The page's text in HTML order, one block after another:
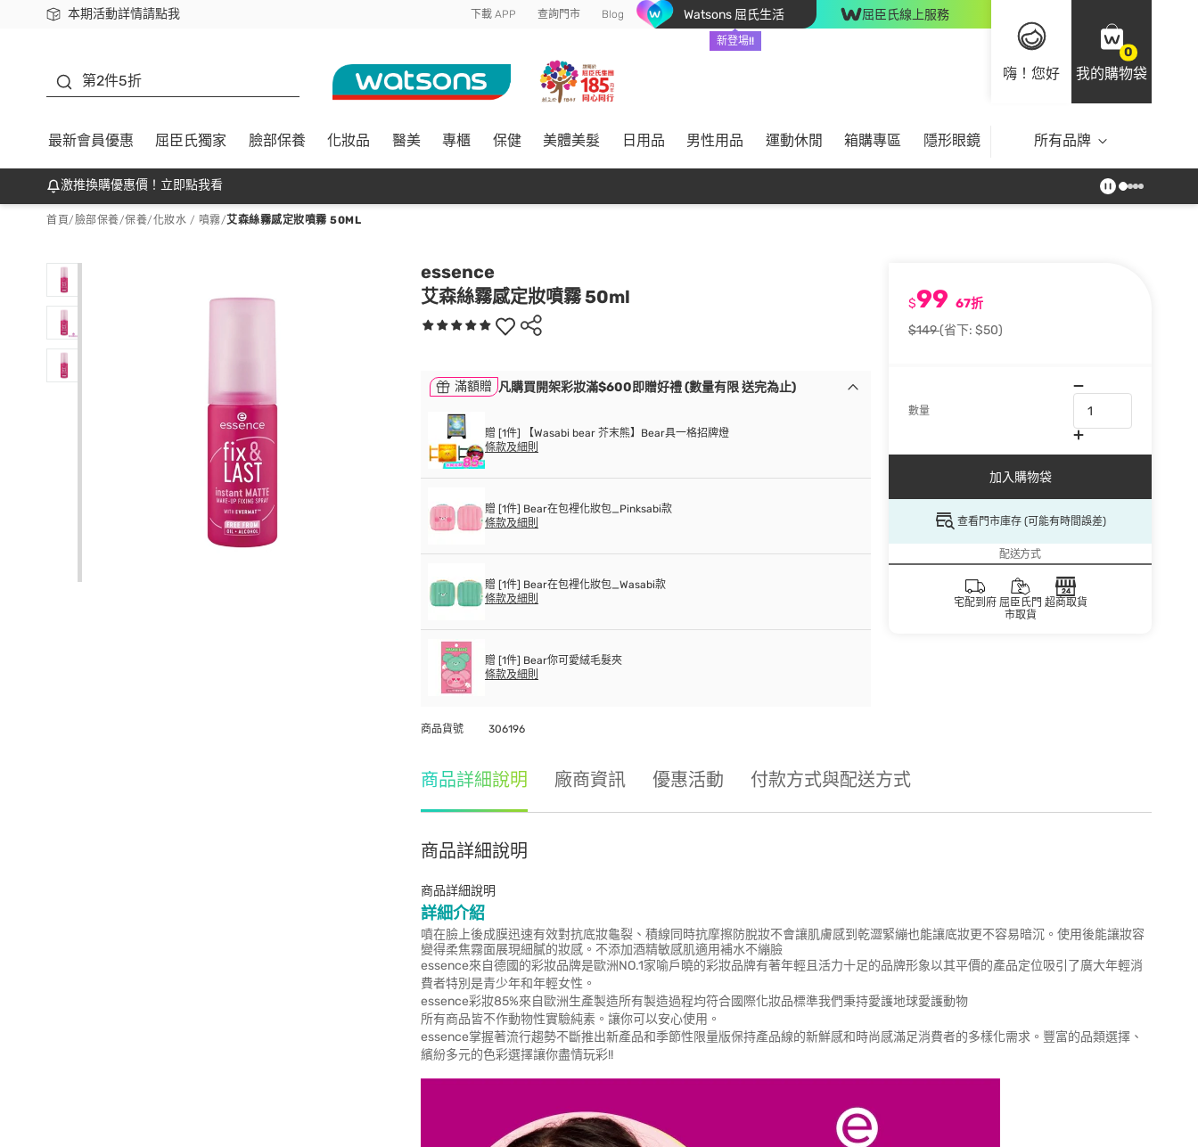
本期活動詳情請點我
下載app最高回饋$350 下載 APP 查詢門市 Blog Watsons 屈氏生活
新登場!!
屈臣氏線上服務
嗨！您好
0
我的購物袋
第2件5折
最新會員優惠 屈臣氏獨家 臉部保養 化妝品 醫美 專櫃 保健 美體美髮 日用品 男性用品 運動休閒 箱購專區 隱形眼鏡 所有品牌
激推換購優惠價！立即點我看
首頁/臉部保養/保養/化妝水 / 噴霧/艾森絲霧感定妝噴霧 50ML
essence
艾森絲霧感定妝噴霧 50ml
$99 67折
$149(省下: $50)
數量
加入購物袋
查看門市庫存 (可能有時間誤差)
配送方式
宅配到府 屈臣氏門
市取貨
超商取貨
滿額贈 凡購買開架彩妝滿$600即贈好禮 (數量有限 送完為止)
贈 [1件] 【Wasabi bear 芥末熊】Bear具一格招牌燈
條款及細則
贈 [1件] Bear在包裡化妝包_Pinksabi款
條款及細則
贈 [1件] Bear在包裡化妝包_Wasabi款
條款及細則
贈 [1件] Bear你可愛絨毛髮夾
條款及細則
商品貨號 306196
商品詳細說明 廠商資訊 優惠活動 付款方式與配送方式
商品詳細說明
商品詳細說明
詳細介紹
噴在臉上後成膜迅速有效對抗底妝龜裂、積線同時抗摩擦防脫妝不會讓肌膚感到乾澀緊繃也能讓底妝更不容易暗沉。使用後能讓妝容
變得柔焦霧面展現細膩的妝感。不添加酒精敏感肌適用補水不繃臉
essence來自德國的彩妝品牌是歐洲NO.1家喻戶曉的彩妝品牌有著年輕且活力十足的品牌形象以其平價的產品定位吸引了廣大年輕消
費者特別是青少年和年輕女性。
essence彩妝85%來自歐洲生產製造所有製造過程均符合國際化妝品標準我們秉持愛護地球愛護動物
所有商品皆不作動物性實驗純素。讓你可以安心使用。
essence掌握著流行趨勢不斷推出新產品和季節性限量版保持產品線的新鮮感和時尚感滿足消費者的多樣化需求。豐富的品類選擇、
繽紛多元的色彩選擇讓你盡情玩彩!!